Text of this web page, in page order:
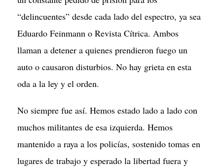
“delincuentes” desde cada lado del espectro, ya sea
Eduardo Feinmann o Revista Cítrica. Ambos
llaman a detener a quienes prendieron fuego un
auto o causaron disturbios. No hay grieta en esta
oda a la ley y el orden.
No siempre fue así. Hemos estado lado a lado con
muchos militantes de esa izquierda. Hemos
mantenido a raya a los policías, sostenido tomas en
lugares de trabajo y esperado la libertad fuera y